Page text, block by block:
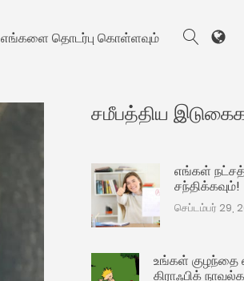
எங்களை தொடர்பு கொள்ளவும்
சமீபத்திய
எங்கள்
சந்திக்கவும்!
செப்டம்பர் 29,
உங்கள் குழந்தை
கிராஃபிக்